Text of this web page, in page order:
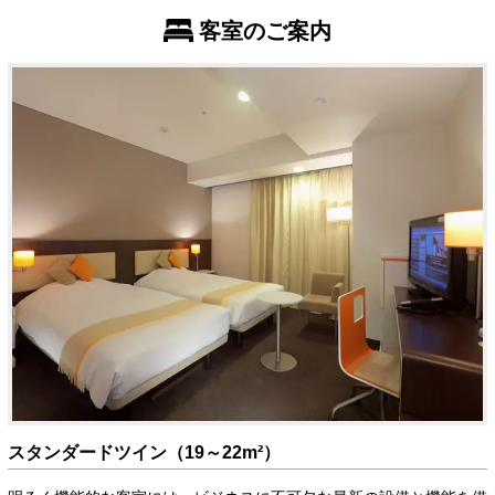
客室のご案内
スタンダードツイン（19～22m²）